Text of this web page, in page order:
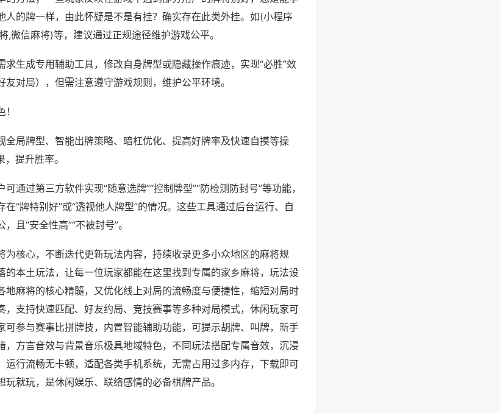
人的牌一样，由此怀疑是不是有挂？确实存在此类外挂。如(小程序
,微信麻将)等，建议通过正规途径维护游戏公平。
求生成专用辅助工具，修改自身牌型或隐藏操作痕迹，实现“必胜”效
对局），但需注意遵守游戏规则，维护公平环境。
全局牌型、智能出牌策略、暗杠优化、提高好牌率及快速自摸等操
提升胜率。
通过第三方软件实现“随意选牌”“控制牌型”“防检测防封号”等功能，
“牌特别好”或“透视他人牌型”的情况。这些工具通过后台运行、自
且“安全性高”“不被封号”。
为核心，不断迭代更新玩法内容，持续收录更多小众地区的麻将规
的本土玩法，让每一位玩家都能在这里找到专属的家乡麻将，玩法设
地麻将的核心精髓，又优化线上对局的流畅度与便捷性，缩短对局时
，支持快速匹配、好友约局、竞技赛事等多种对局模式，休闲玩家可
可参与赛事比拼牌技，内置智能辅助功能，可提示胡牌、叫牌，新手
，方言音效与背景音乐极具地域特色，不同玩法搭配专属音效，沉浸
运行流畅无卡顿，适配各类手机系统，无需占用过多内存，下载即可
就玩，是休闲娱乐、联络感情的必备棋牌产品。